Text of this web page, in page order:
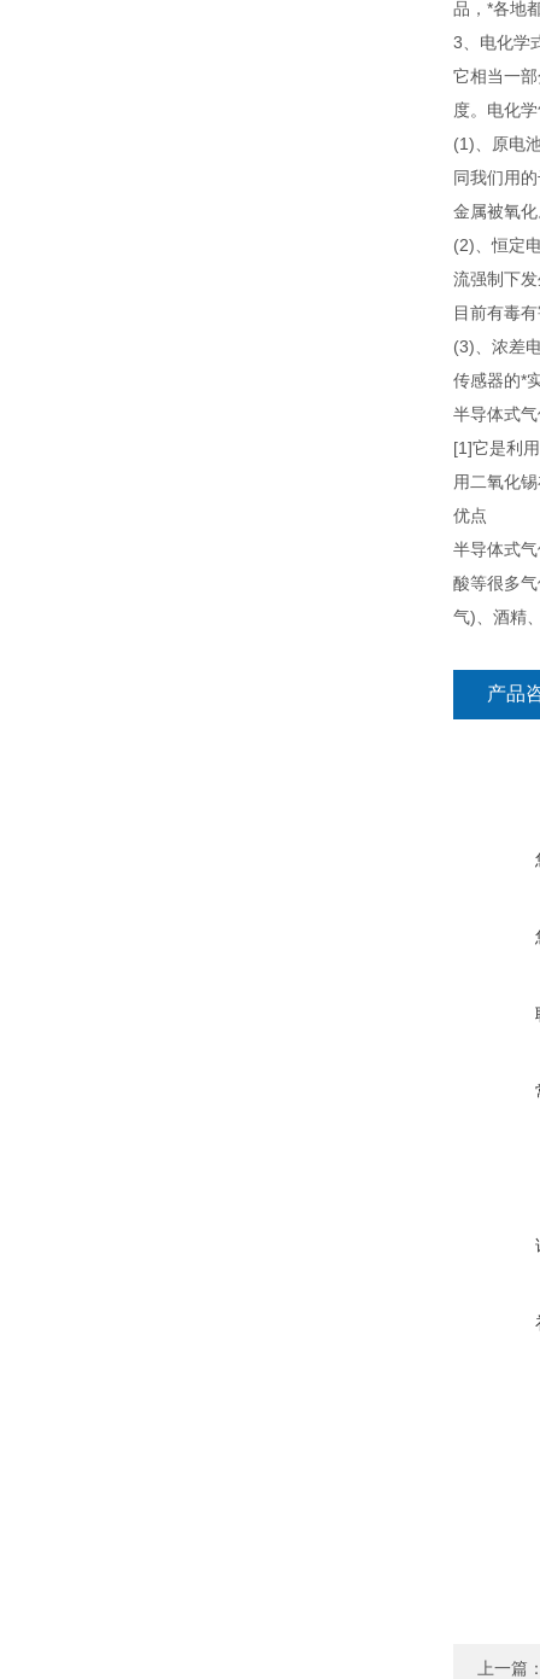
品，*各地
3、电化学
它相当一
度。电化
(1)、原电
同我们用
金属被氧
(2)、恒定
流强制下
目前有毒
(3)、浓差
传感器的*
半导体式
[1]它是利
用二氧化
优点
半导体式
酸等很多
气)、酒精
产品
上一篇